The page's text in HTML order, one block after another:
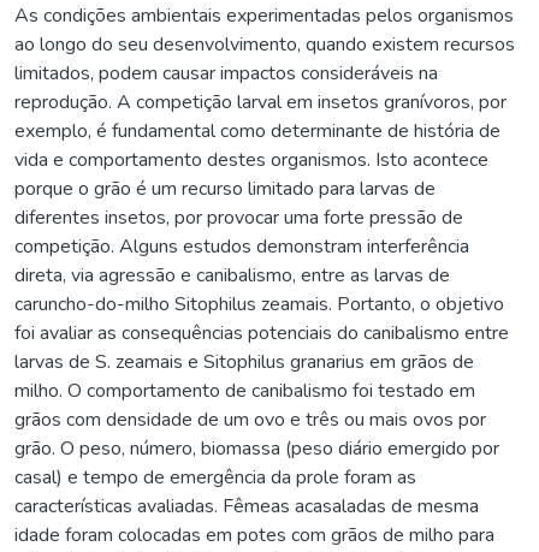
As condições ambientais experimentadas pelos organismos
ao longo do seu desenvolvimento, quando existem recursos
limitados, podem causar impactos consideráveis na
reprodução. A competição larval em insetos granívoros, por
exemplo, é fundamental como determinante de história de
vida e comportamento destes organismos. Isto acontece
porque o grão é um recurso limitado para larvas de
diferentes insetos, por provocar uma forte pressão de
competição. Alguns estudos demonstram interferência
direta, via agressão e canibalismo, entre as larvas de
caruncho-do-milho Sitophilus zeamais. Portanto, o objetivo
foi avaliar as consequências potenciais do canibalismo entre
larvas de S. zeamais e Sitophilus granarius em grãos de
milho. O comportamento de canibalismo foi testado em
grãos com densidade de um ovo e três ou mais ovos por
grão. O peso, número, biomassa (peso diário emergido por
casal) e tempo de emergência da prole foram as
características avaliadas. Fêmeas acasaladas de mesma
idade foram colocadas em potes com grãos de milho para